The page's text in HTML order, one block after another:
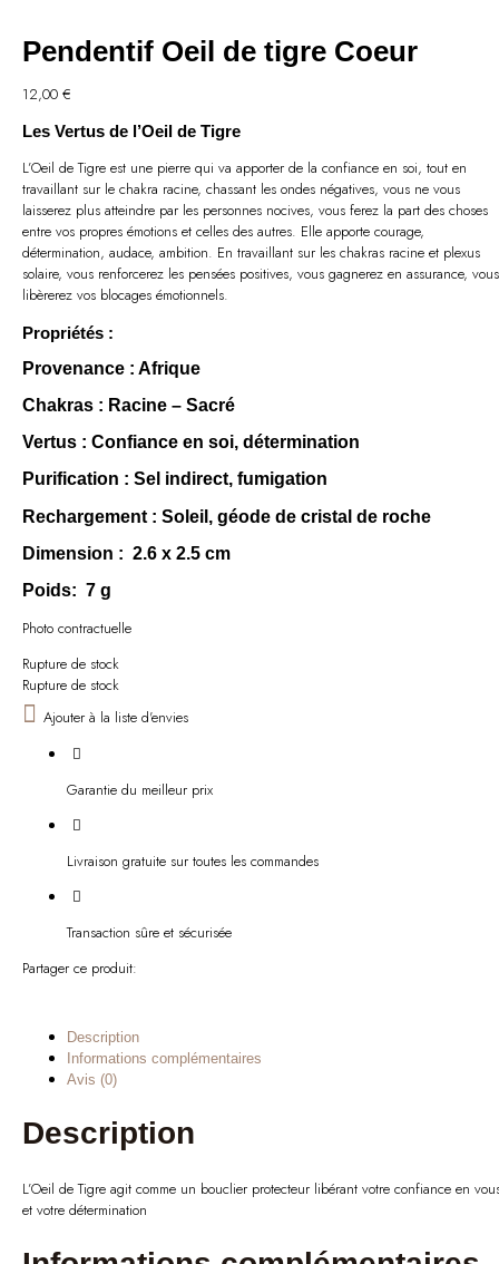
Pendentif Oeil de tigre Coeur
12,00 €
Les Vertus de l’Oeil de Tigre
L’Oeil de Tigre est une pierre qui va apporter de la confiance en soi, tout en
travaillant sur le chakra racine, chassant les ondes négatives, vous ne vous
laisserez plus atteindre par les personnes nocives, vous ferez la part des choses
entre vos propres émotions et celles des autres. Elle apporte courage,
détermination, audace, ambition. En travaillant sur les chakras racine et plexus
solaire, vous renforcerez les pensées positives, vous gagnerez en assurance, vous
libèrerez vos blocages émotionnels.
Propriétés :
Provenance : Afrique
Chakras : Racine – Sacré
Vertus : Confiance en soi, détermination
Purification : Sel indirect, fumigation
Rechargement : Soleil, géode de cristal de roche
Dimension : 2.6 x 2.5 cm
Poids: 7 g
Photo contractuelle
Rupture de stock
Rupture de stock
Ajouter à la liste d'envies
Garantie du meilleur prix
Livraison gratuite sur toutes les commandes
Transaction sûre et sécurisée
Partager ce produit:
Description
Informations complémentaires
Avis (0)
Description
L’Oeil de Tigre agit comme un bouclier protecteur libérant votre confiance en
et votre détermination